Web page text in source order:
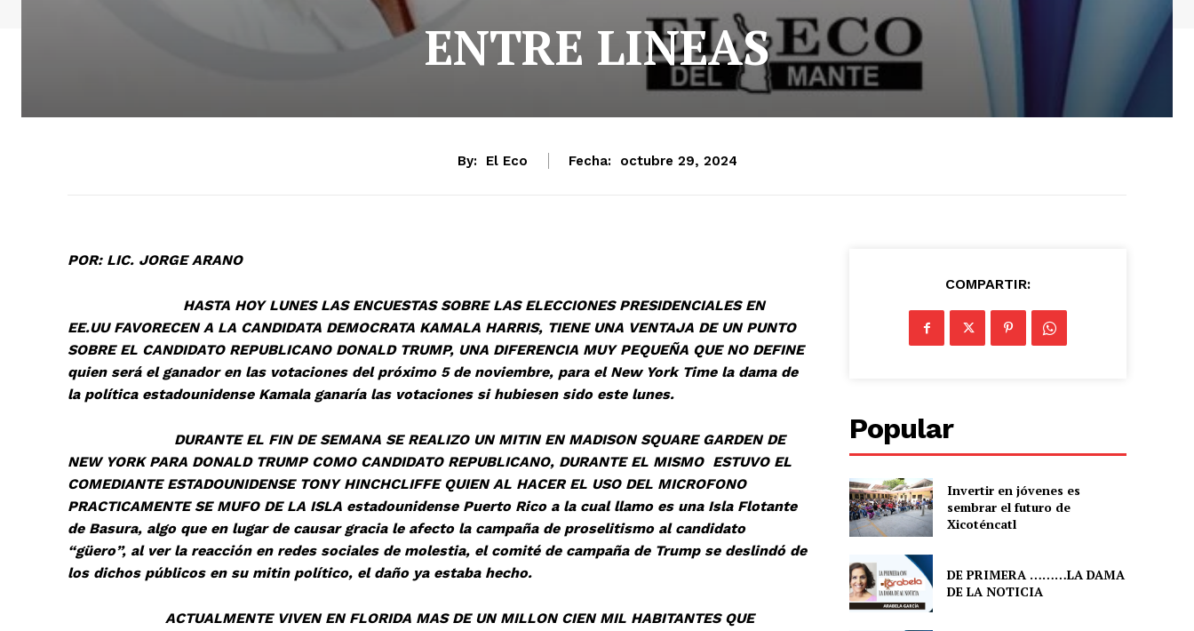
ENTRE LINEAS
By: El Eco Fecha: octubre 29, 2024
POR: LIC. JORGE ARANO
HASTA HOY LUNES LAS ENCUESTAS SOBRE LAS ELECCIONES PRESIDENCIALES EN
EE.UU FAVORECEN A LA CANDIDATA DEMOCRATA KAMALA HARRIS, TIENE UNA VENTAJA DE UN PUNTO
SOBRE EL CANDIDATO REPUBLICANO DONALD TRUMP, UNA DIFERENCIA MUY PEQUEÑA QUE NO DEFINE
quien será el ganador en las votaciones del próximo 5 de noviembre, para el New York Time la dama de
la política estadounidense Kamala ganaría las votaciones si hubiesen sido este lunes.
DURANTE EL FIN DE SEMANA SE REALIZO UN MITIN EN MADISON SQUARE GARDEN DE
NEW YORK PARA DONALD TRUMP COMO CANDIDATO REPUBLICANO, DURANTE EL MISMO ESTUVO EL
COMEDIANTE ESTADOUNIDENSE TONY HINCHCLIFFE QUIEN AL HACER EL USO DEL MICROFONO
PRACTICAMENTE SE MUFO DE LA ISLA estadounidense Puerto Rico a la cual llamo es una Isla Flotante
de Basura, algo que en lugar de causar gracia le afecto la campaña de proselitismo al candidato
“güero”, al ver la reacción en redes sociales de molestia, el comité de campaña de Trump se deslindó de
los dichos públicos en su mitin político, el daño ya estaba hecho.
ACTUALMENTE VIVEN EN FLORIDA MAS DE UN MILLON CIEN MIL HABITANTES QUE
COMPARTIR:
Popular
Invertir en jóvenes es
sembrar el futuro de
Xicoténcatl
DE PRIMERA ………LA DAMA
DE LA NOTICIA